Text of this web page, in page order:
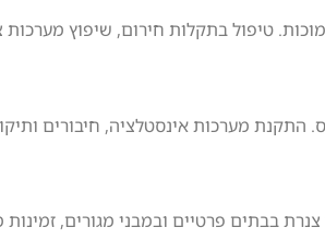
טיפול בתקלות חירום, שיפוץ
מערכות אינסטלציה, חיבורים
בבתים פרטיים ובמבני מגורים, זמינות